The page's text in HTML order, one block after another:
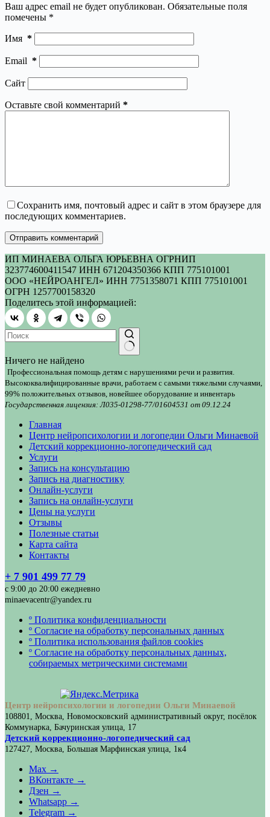
Ваш адрес email не будет опубликован. Обязательные поля
помечены *
Имя *
Email *
Сайт
Оставьте свой комментарий *
Сохранить имя, почтовый адрес и сайт в этом браузере для
последующих комментариев.
Отправить комментарий
ИП МИНАЕВА ОЛЬГА ЮРЬЕВНА ОГРНИП
323774600411547 ИНН 671204350366 КПП 775101001
ООО «НЕЙРОАНГЕЛ» ИНН 7751358071 КПП 775101001
ОГРН 1257700158320
Поделитесь этой информацией:
Ничего не найдено
Профессиональная помощь детям с нарушениями речи и развития.
Высококвалифицированные врачи, работаем с самыми тяжелыми случаями,
99% положительных отзывов, новейшее оборудование и инвентарь
Государственная лицензия: Л035-01298-77/01604531 от 09.12.24
Главная
Центр нейропсихологии и логопедии Ольги Минаевой
Детский коррекционно-логопедический сад
Услуги
Запись на консультацию
Запись на диагностику
Онлайн-услуги
Запись на онлайн-услуги
Цены на услуги
Отзывы
Полезные статьи
Карта сайта
Контакты
+ 7 901 499 77 79
с 9:00 до 20:00 ежедневно
minaevacentr@yandex.ru
º Политика конфиденциальности
º Согласие на обработку персональных данных
º Политика использования файлов cookies
º Согласие на обработку персональных данных,
собираемых метрическими системами
Центр нейропсихологии и логопедии Ольги Минаевой
108801, Москва, Новомосковский административный округ, посёлок
Коммунарка, Бачуринская улица, 17
Детский коррекционно-логопедический сад
127427, Москва, Большая Марфинская улица, 1к4
Max →
ВКонтакте →
Дзен →
Whatsapp →
Telegram →